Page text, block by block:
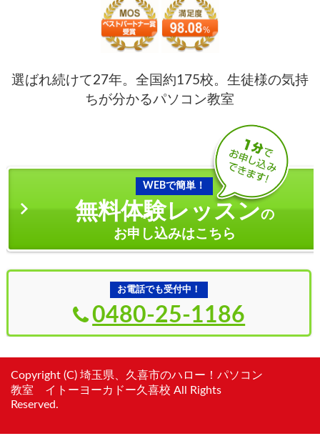
選ばれ続けて27年。全国約175校。生徒様の気持
ちが分かるパソコン教室
WEBで簡単！
無料体験レッスンの
お申し込みはこちら
お電話でも受付中！
0480-25-1186
Copyright (C) 埼玉県、久喜市のハロー！パソコン
教室 イトーヨーカドー久喜校 All Rights
Reserved.